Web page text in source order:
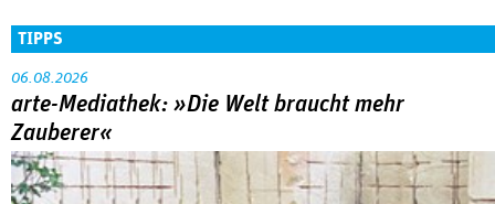
TIPPS
06.08.2026
arte-Mediathek: »Die Welt braucht mehr
Zauberer«